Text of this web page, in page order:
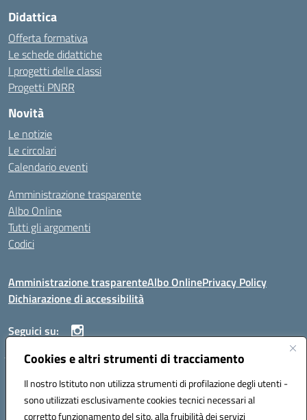
Cookies e altri strumenti di tracciamento
Il nostro Istituto non utilizza strumenti di profilazione degli utenti -
sono utilizzati esclusivamente cookies tecnici necessari al
corretto funzionamento del sito, alla fruibilità dei servizi
Didattica
Offerta formativa
Le schede didattiche
I progetti delle classi
Progetti PNRR
Novità
Le notizie
Le circolari
Calendario eventi
Amministrazione trasparente
Albo Online
Tutti gli argomenti
Codici
Amministrazione trasparenteAlbo OnlinePrivacy Policy
Dichiarazione di accessibilità
Seguici su:
ISTITUTO ISTRUZIONE SUPERIORE ANGELO ROTH
Codice fiscale: 80004310902 Codice meccanografico: SSIS019006